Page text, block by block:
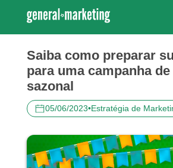
Saiba como preparar
para uma campanha
sazonal
05/06/2023•Estratégia de